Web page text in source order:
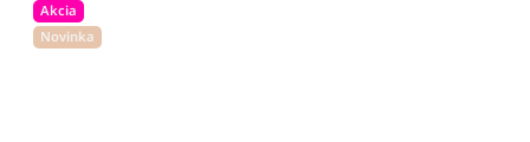
Akcia
Novinka